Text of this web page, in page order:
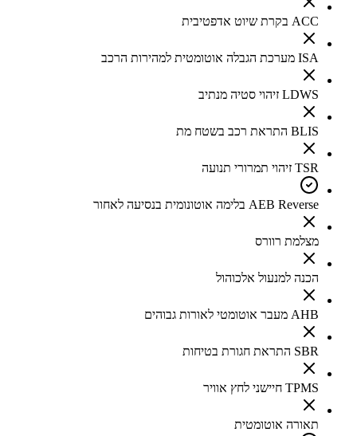
ACC בקרת שיוט אדפטיבית
ISA מערכת הגבלה אוטומטית למהירות הרכב
LDWS זיהוי סטיה מנתיב
BLIS התראת רכב בשטח מת
TSR זיהוי תמרורי תנועה
AEB Reverse בלימה אוטונומית בנסיעה לאחור
מצלמת רוורס
הכנה למנעול אלכוהול
AHB מעבר אוטומטי לאורות גבוהים
SBR התראת חגורת בטיחות
TPMS חיישני לחץ אוויר
תאורה אוטומטית